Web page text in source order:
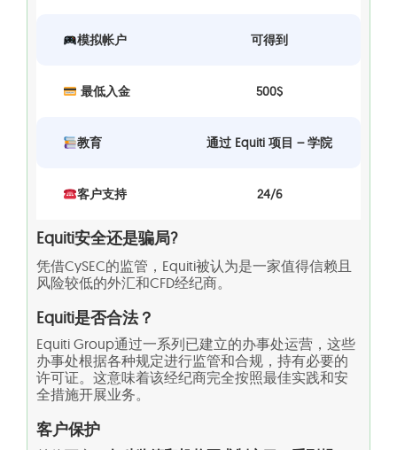
模拟帐户 可得到
最低入金 500$
教育 通过 Equiti 项目 – 学院
客户支持 24/6
Equiti安全还是骗局?
凭借CySEC的监管，Equiti被认为是一家值得信赖且
风险较低的外汇和CFD经纪商。
Equiti是否合法？
Equiti Group通过一系列已建立的办事处运营，这些
办事处根据各种规定进行监管和合规，持有必要的
许可证。这意味着该经纪商完全按照最佳实践和安
全措施开展业务。
客户保护